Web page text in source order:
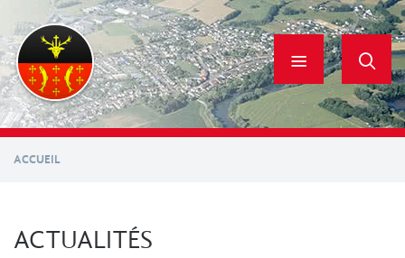
contenu
principal
ACCUEIL
ACTUALITÉS